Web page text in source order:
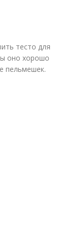
тесто для
оно хорошо
пельмешек.